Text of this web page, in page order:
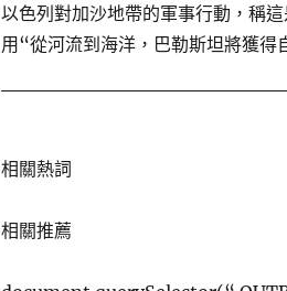
以色列對加沙地帶的軍事行動，稱
用“從河流到海洋，巴勒斯坦將獲得
相關熱詞
相關推薦